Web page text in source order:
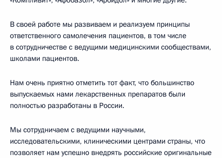
В своей работе мы развиваем и реализуем принципы
ответственного самолечения пациентов, в том числе
в сотрудничестве с ведущими медицинскими сообществами,
школами пациентов.
Нам очень приятно отметить тот факт, что большинство
выпускаемых нами лекарственных препаратов были
полностью разработаны в России.
Мы сотрудничаем с ведущими научными,
исследовательскими, клиническими центрами страны, что
позволяет нам успешно внедрять российские оригинальные